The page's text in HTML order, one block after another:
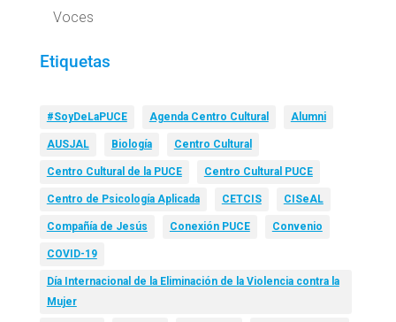
Voces
Etiquetas
#SoyDeLaPUCE Agenda Centro Cultural Alumni
AUSJAL Biología Centro Cultural
Centro Cultural de la PUCE Centro Cultural PUCE
Centro de Psicología Aplicada CETCIS CISeAL
Compañía de Jesús Conexión PUCE Convenio
COVID-19
Día Internacional de la Eliminación de la Violencia contra la
Mujer